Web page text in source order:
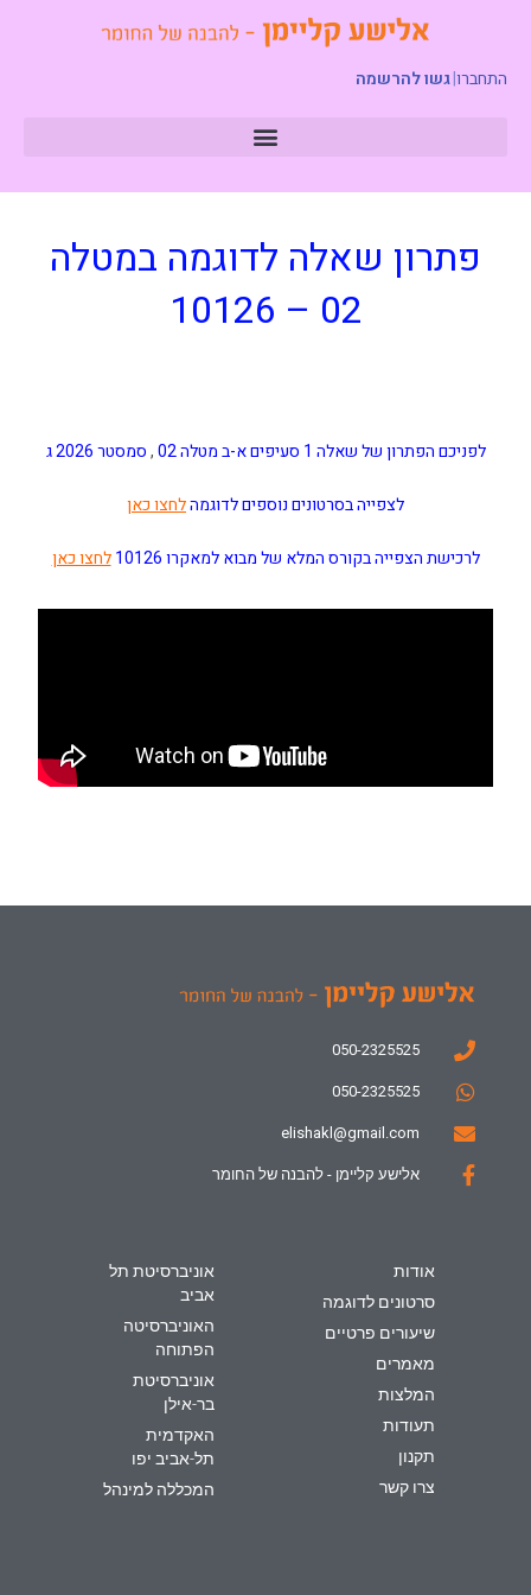
התחברו|גשו להרשמה
פתרון שאלה לדוגמה במטלה
02 – 10126
לפניכם הפתרון של שאלה 1 סעיפים א-ב מטלה 02 ,סמסטר 2026 ג
לצפייה בסרטונים נוספים לדוגמהלחצו כאן
לרכישת הצפייה בקורס המלא של מבוא למאקרו 10126 לחצו כאן
050-2325525
050-2325525
elishakl@gmail.com
אלישע קליימן - להבנה של החומר
אודות
סרטונים לדוגמה
שיעורים פרטיים
מאמרים
המלצות
תעודות
תקנון
צרו קשר
אוניברסיטת תל
אביב
האוניברסיטה
הפתוחה
אוניברסיטת
בר-אילן
האקדמית
תל-אביב יפו
המכללה למינהל